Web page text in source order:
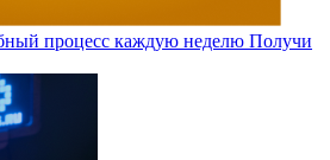
процесс каждую неделю Получи